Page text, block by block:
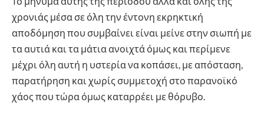
χρονιάς μέσα σε όλη την έντονη εκρηκτική
αποδόμηση που συμβαίνει είναι μείνε στην σιωπή με
τα αυτιά και τα μάτια ανοιχτά όμως και περίμενε
μέχρι όλη αυτή η υστερία να κοπάσει, με απόσταση,
παρατήρηση και χωρίς συμμετοχή στο παρανοϊκό
χάος που τώρα όμως καταρρέει με θόρυβο.